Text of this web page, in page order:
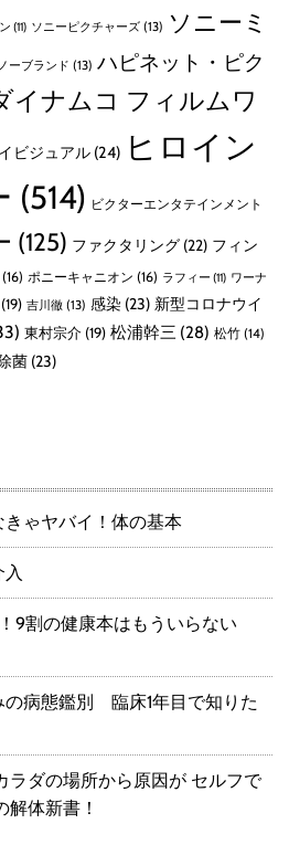
(11) ソニーピクチャーズ (13) ソニーミ
ノーブランド (13) ハピネット・ピク
イナムコ フィルムワ
ビジュアル (24) ヒロイン
(514) ビクターエンタテインメント
(125) ファクタリング (22) フィン
(16) ポニーキャニオン (16) ラフィー (11) ワーナ
(19) 吉川徹 (13) 感染 (23) 新型コロナウイ
東村宗介 (19) 松浦幹三 (28) 松竹 (14)
菌 (23)
ゃヤバイ！体の基本
9割の健康本はもういらない
病態鑑別 臨床1年目で知りた
ラダの場所から原因が セルフで
体新書！